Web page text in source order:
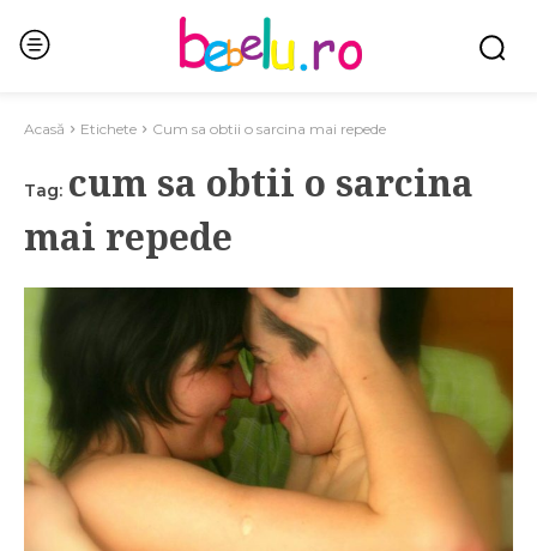
Acasă Etichete Cum sa obtii o sarcina mai repede
Tag: cum sa obtii o sarcina
mai repede